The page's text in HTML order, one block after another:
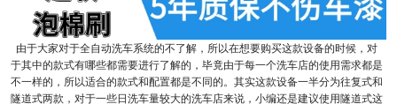
由于大家对于全自动洗车系统的不了解，所以在想要购买这款设备的时候，对
于其中的款式有哪些都需要进行了解的，毕竟由于每一个洗车店的使用需求都是
不一样的，所以适合的款式和配置都是不同的。其实这款设备一半分为往复式和
隧道式两款，对于一些日洗车量较大的洗车店来说，小编还是建议使用隧道式这